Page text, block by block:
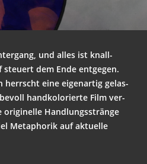
und alles ist knall­
dem Ende ent­ge­gen.
herrscht eine eigen­ar­tig gelas­
hand­ko­lo­rier­te Film ver­
Hand­lungs­strän­ge
Meta­pho­rik auf aktu­el­le